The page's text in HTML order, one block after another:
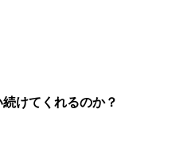
けてくれるのか？